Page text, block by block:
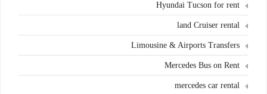
Hyundai Tucson for rent
land Cruiser rental
Limousine & Airports Transfers
Mercedes Bus on Rent
mercedes car rental